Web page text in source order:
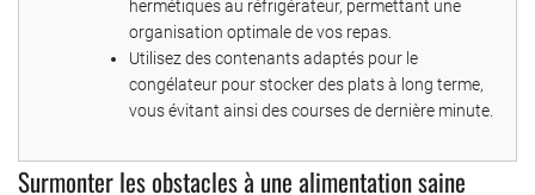
hermétiques au réfrigérateur, permettant une
organisation optimale de vos repas.
Utilisez des contenants adaptés pour le
congélateur pour stocker des plats à long terme,
vous évitant ainsi des courses de dernière minute.
Surmonter les obstacles à une alimentation saine